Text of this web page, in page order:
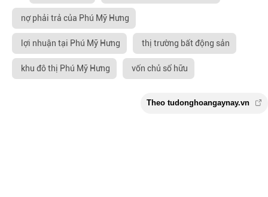
nợ phải trả của Phú Mỹ Hưng
lợi nhuận tại Phú Mỹ Hưng thị trường bất động sản
khu đô thị Phú Mỹ Hưng vốn chủ sổ hữu